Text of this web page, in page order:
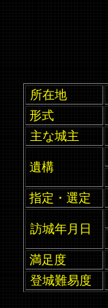
所在地
形式
主な城主
遺構
指定・選定
訪城年月日
満足度
登城難易度